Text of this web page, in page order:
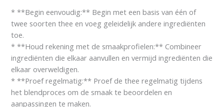
* **Begin eenvoudig:** Begin met een basis van één of
twee soorten thee en voeg geleidelijk andere ingrediënten
toe.
* **Houd rekening met de smaakprofielen:** Combineer
ingrediënten die elkaar aanvullen en vermijd ingrediënten die
elkaar overweldigen.
* **Proef regelmatig:** Proef de thee regelmatig tijdens
het blendproces om de smaak te beoordelen en
aanpassingen te maken.